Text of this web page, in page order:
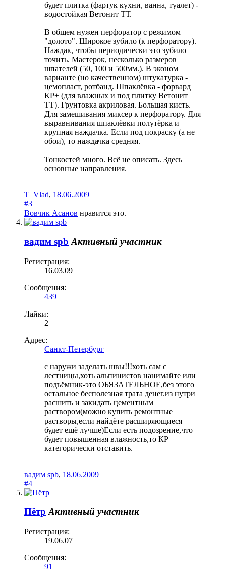
будет плитка (фартук кухни, ванна, туалет) -
водостойкая Ветонит ТТ.
В общем нужен перфоратор с режимом
"долото". Широкое зубило (к перфоратору).
Наждак, чтобы периодически это зубило
точить. Мастерок, несколько размеров
шпателей (50, 100 и 500мм.). В эконом
варианте (но качественном) штукатурка -
цемопласт, ротбанд. Шпаклёвка - форвард
КР+ (для влажных и под плитку Ветонит
ТТ). Грунтовка акриловая. Большая кисть.
Для замешивания миксер к перфоратору. Для
выравнивания шпаклёвки полутёрка и
крупная наждачка. Если под покраску (а не
обои), то наждачка средняя.
Тонкостей много. Всё не описать. Здесь
основные направления.
T_Vlad, 18.06.2009
#3
Вовчик Асанов нравится это.
вадим spb Активный участник
Регистрация:
16.03.09
Сообщения:
439
Лайки:
2
Адрес:
Санкт-Петербург
с наружи заделать швы!!!хоть сам с
лестницы,хоть альпинистов нанимайте или
подъёмник-это ОБЯЗАТЕЛЬНОЕ,без этого
остальное бесполезная трата денег.из нутри
расшить и закидать цементным
раствором(можно купить ремонтные
растворы,если найдёте расширяющиеся
будет ещё лучше)Если есть подозрение,что
будет повышенная влажность,то КР
категорически отставить.
вадим spb, 18.06.2009
#4
Пётр Активный участник
Регистрация:
19.06.07
Сообщения:
91